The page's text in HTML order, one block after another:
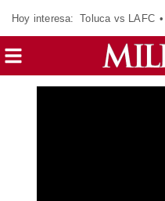
Hoy interesa: Toluca vs LAFC